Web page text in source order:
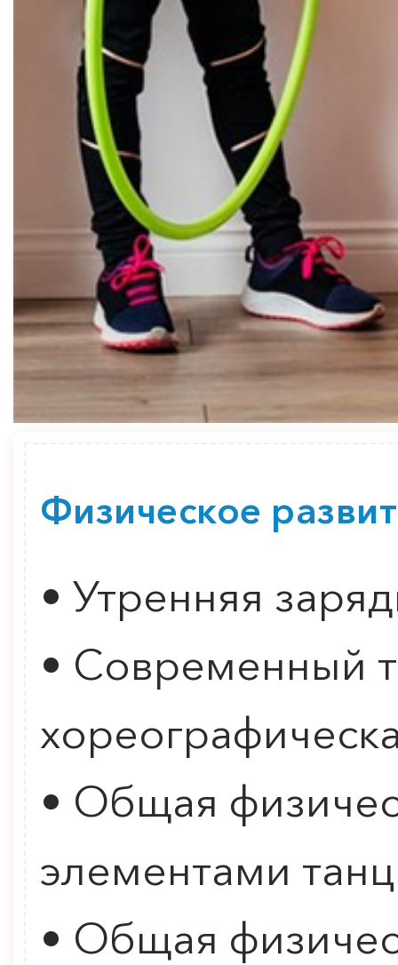
Физическое
• Утренняя
• Современный
• Общая
элементами
• Общая
АВТОРСКОЙ ПЕСНИ
Подробнее